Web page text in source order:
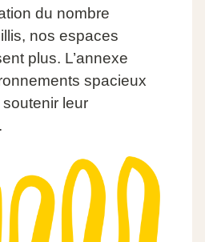
du nombre
nos espaces
plus. L’annexe
spacieux
leur